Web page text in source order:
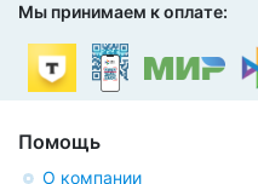
Мы принимаем к оплате:
Помощь
О компании